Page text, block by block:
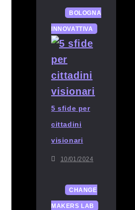
BOLOGNA
INNOVATTIVA
5 sfide per
cittadini
visionari
10/01/2024
CHANGE
MAKERS LAB